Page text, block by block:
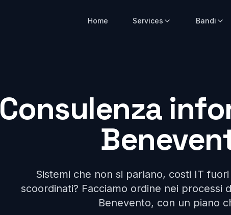
Home Services Bandi
Consulenza
Sistemi che non si parlano, costi IT
scoordinati? Facciamo ordine nei processi
Benevento, con un piano